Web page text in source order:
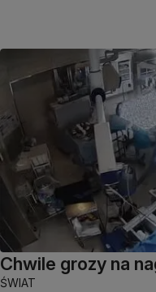
Chwile grozy na
ŚWIAT